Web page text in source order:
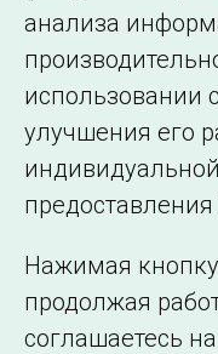
Подписаться
©2005–2026 АО «СО ЕЭС»
анализа
использовании
улучшения его
Нажимая
продолжая
соглашаетесь